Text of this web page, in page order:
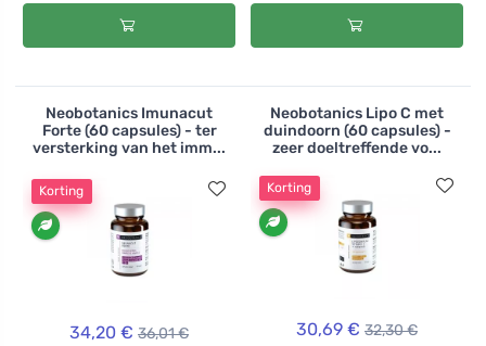
Neobotanics Imunacut
Forte (60 capsules) - ter
versterking van het imm...
Korting
34,20 € 36,01 €
Neobotanics Lipo C met
duindoorn (60 capsules) -
zeer doeltreffende vo...
Korting
30,69 € 32,30 €